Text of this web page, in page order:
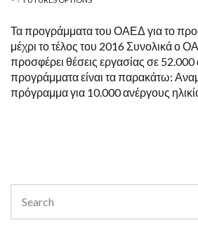
ΚΑΙ
ΤΟ
Τα προγράμματα του ΟΑΕΔ για το
μέχρι το τέλος του 2016 Συνολικά ο
προσφέρει θέσεις εργασίας σε
προγράμματα είναι τα παρακάτω:
πρόγραμμα για 10.000 ανέργους
for: